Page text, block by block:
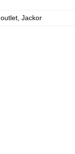
Jackor